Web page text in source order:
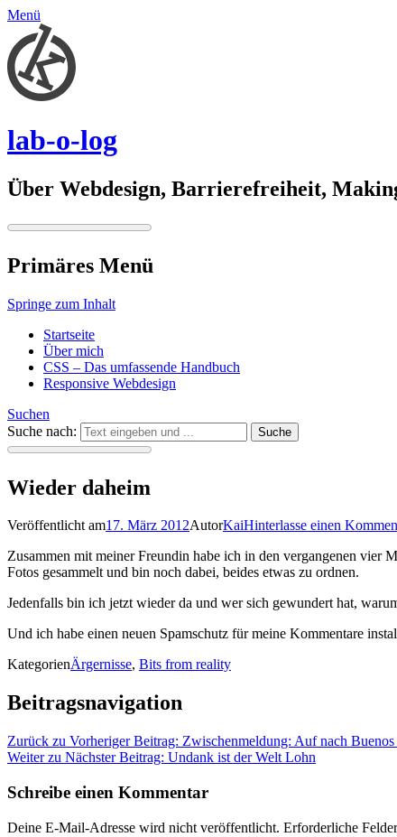
Menü
lab-o-log
Über Webdesign, Barrierefreiheit,
Primäres Menü
Springe zum Inhalt
Startseite
Über mich
CSS – Das umfassende Handbuch
Responsive Webdesign
Suchen
Suche nach:
Wieder daheim
Veröffentlicht am17. März 2012AutorKaiHinterlasse einen
Zusammen mit meiner Freundin habe ich in den vergangenen vier
Fotos gesammelt und bin noch dabei, beides etwas zu ordnen.
Jedenfalls bin ich jetzt wieder da und wer sich gewundert hat,
Und ich habe einen neuen Spamschutz für meine Kommentare
KategorienÄrgernisse, Bits from reality
Beitragsnavigation
Zurück zu Vorheriger Beitrag: Zwischenmeldung: Auf nach
Weiter zu Nächster Beitrag: Undank ist der Welt Lohn
Schreibe einen Kommentar
Deine E-Mail-Adresse wird nicht veröffentlicht. Erforderliche